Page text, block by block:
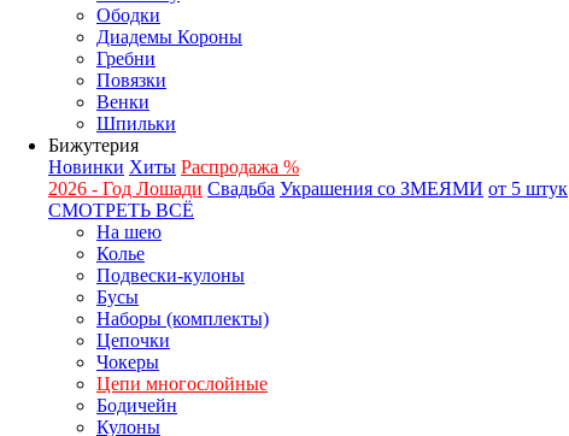
Ободки
Диадемы Короны
Гребни
Повязки
Венки
Шпильки
Бижутерия
Новинки Хиты Распродажа %
2026 - Год Лошади Свадьба Украшения со ЗМЕЯМИ от 5 штук
СМОТРЕТЬ ВСЁ
На шею
Колье
Подвески-кулоны
Бусы
Наборы (комплекты)
Цепочки
Чокеры
Цепи многослойные
Бодичейн
Кулоны